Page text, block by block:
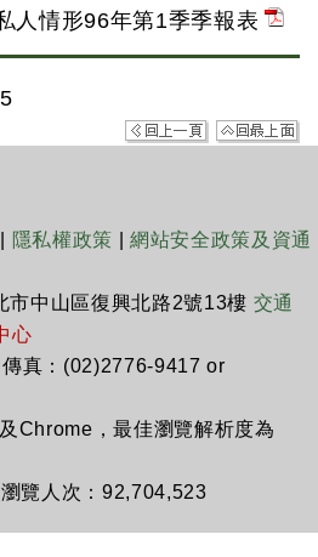
人情形96年第1季季報表
隱私權政策 |網站安全政策及資通
市中山區復興北路2號13樓 交通
心
真：(02)2776-9417 or
Chrome，最佳瀏覽解析度為
覽人次：92,704,523